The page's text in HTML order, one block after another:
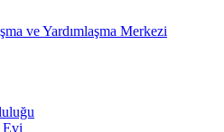
ve Yardımlaşma Merkezi
Evi